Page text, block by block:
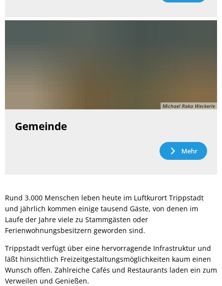
Michael Raka Weckerle
Gemeinde
Mehr
Rund 3.000 Menschen leben heute im Luftkurort Trippstadt
und jährlich kommen einige tausend Gäste, von denen im
Laufe der Jahre viele zu Stammgästen oder
Ferienwohnungsbesitzern geworden sind.
Trippstadt verfügt über eine hervorragende Infrastruktur und
läßt hinsichtlich Freizeitgestaltungsmöglichkeiten kaum einen
Wunsch offen. Zahlreiche Cafés und Restaurants laden ein zum
Verweilen und Genießen.